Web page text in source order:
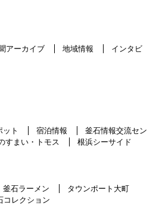
アーカイブ 地域情報
インタビ
ット 宿泊情報
釜石情報交流セン
すまい・トモス
根浜シーサイド
釜石ラーメン
タウンポート大町
コレクション